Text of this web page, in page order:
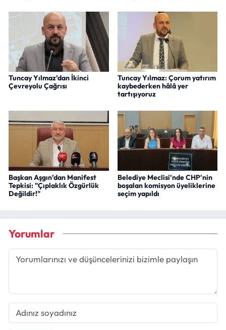
Tuncay Yılmaz’dan İkinci
Çevreyolu Çağrısı
Tuncay Yılmaz: Çorum yatırım
kaybederken hâlâ yer
tartışıyoruz
Başkan Aşgın’dan Manifest
Tepkisi: "Çıplaklık Özgürlük
Değildir!"
Belediye Meclisi’nde CHP'nin
boşalan komisyon üyeliklerine
seçim yapıldı
Yorumlar